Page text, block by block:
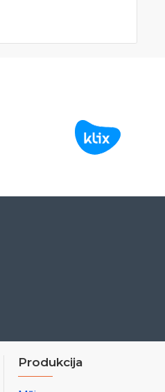
Produkcija